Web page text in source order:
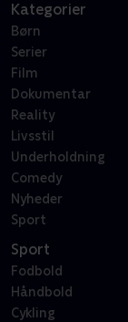
Kategorier
Børn
Serier
Film
Dokumentar
Reality
Livsstil
Underholdning
Comedy
Nyheder
Sport
Sport
Fodbold
Håndbold
Cykling